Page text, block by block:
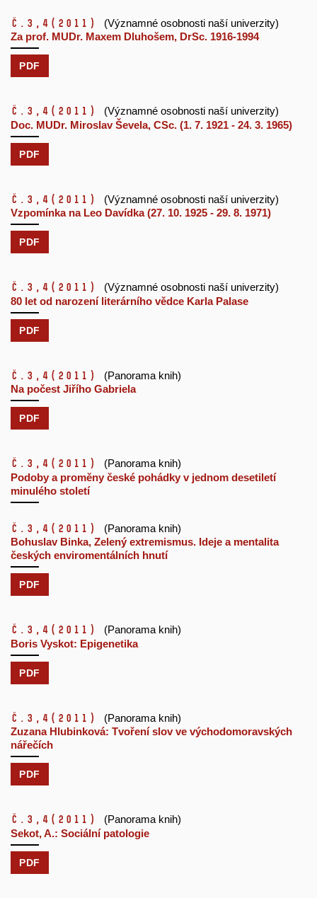
č.3,4 (2011)
(Významné osobnosti naší univerzity)
Za prof. MUDr. Maxem Dluhošem, DrSc. 1916-1994
PDF
č.3,4 (2011)
(Významné osobnosti naší univerzity)
Doc. MUDr. Miroslav Ševela, CSc. (1. 7. 1921 - 24. 3. 1965)
PDF
č.3,4 (2011)
(Významné osobnosti naší univerzity)
Vzpomínka na Leo Davídka (27. 10. 1925 - 29. 8. 1971)
PDF
č.3,4 (2011)
(Významné osobnosti naší univerzity)
80 let od narození literárního vědce Karla Palase
PDF
č.3,4 (2011)
(Panorama knih)
Na počest Jiřího Gabriela
PDF
č.3,4 (2011)
(Panorama knih)
Podoby a proměny české pohádky v jednom desetiletí
minulého století
č.3,4 (2011)
(Panorama knih)
Bohuslav Binka, Zelený extremismus. Ideje a mentalita
českých enviromentálních hnutí
PDF
č.3,4 (2011)
(Panorama knih)
Boris Vyskot: Epigenetika
PDF
č.3,4 (2011)
(Panorama knih)
Zuzana Hlubinková: Tvoření slov ve východomoravských
nářečích
PDF
č.3,4 (2011)
(Panorama knih)
Sekot, A.: Sociální patologie
PDF